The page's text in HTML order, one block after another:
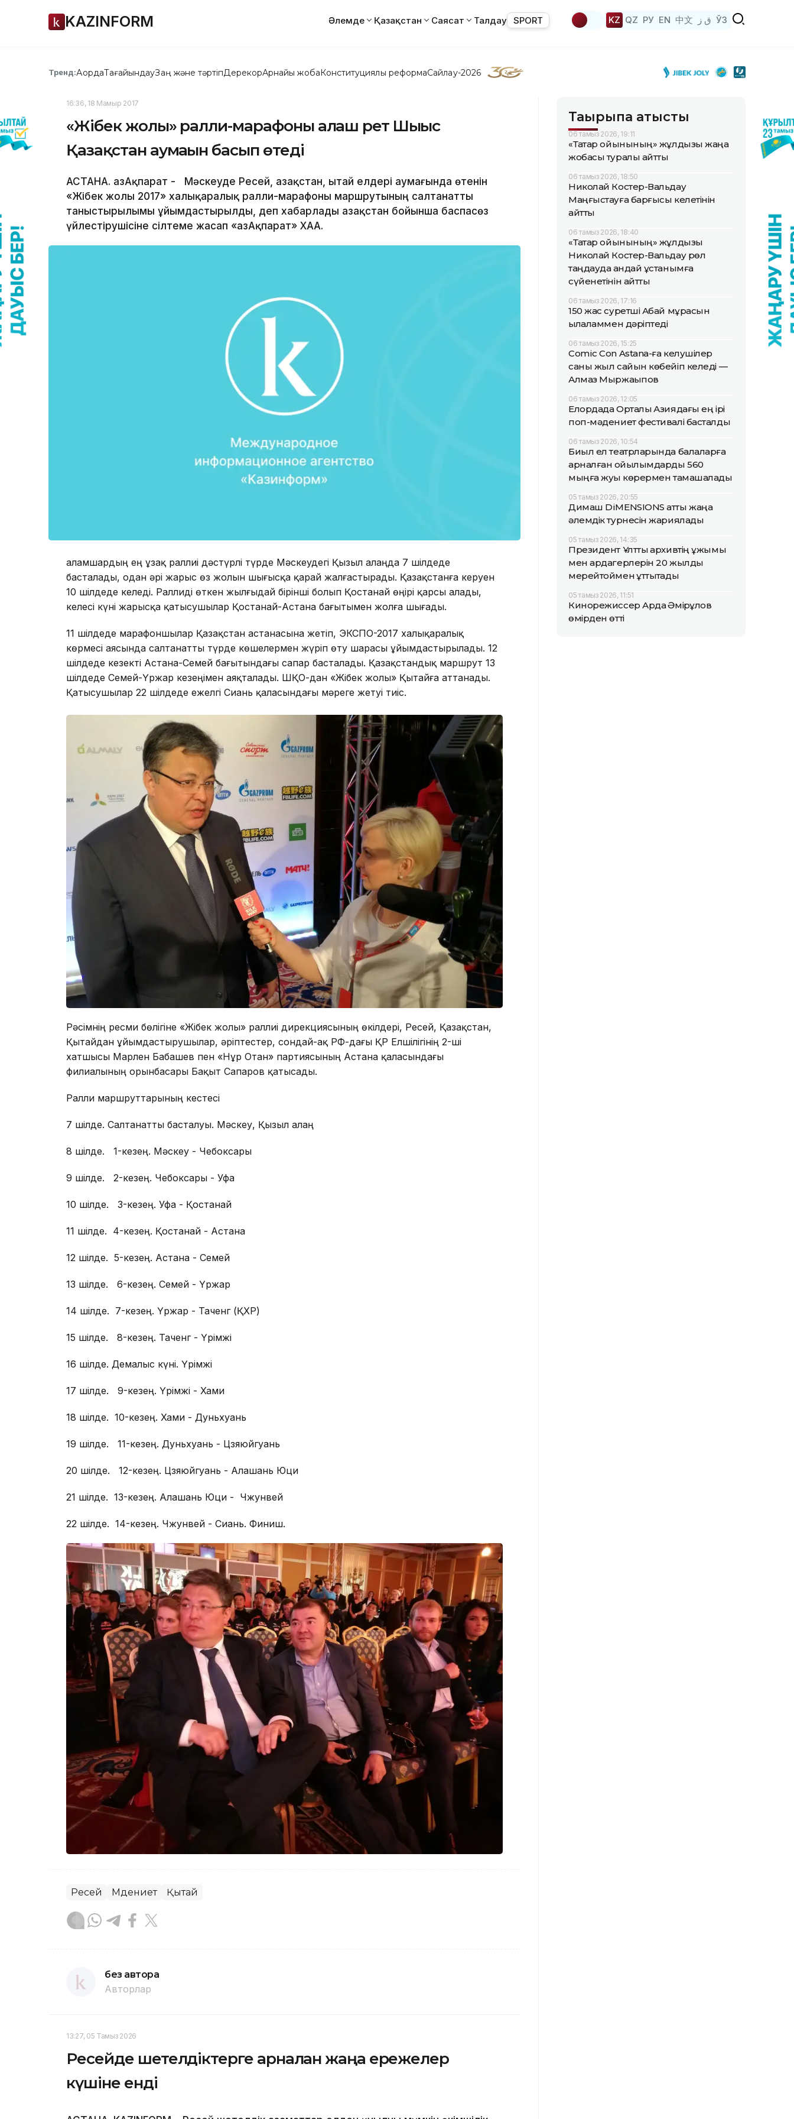
KAZINFORM Әлемде Қазақстан Саясат Талдау SPORT KZ QZ РУ EN 中文 ق ز ЎЗ
Тренд:АқордаТағайындауЗаң және тәртіпДерекқорАрнайы жобаКонституциялық реформаСайлау-2026
16:36, 18 Мамыр 2017
«Жібек жолы» ралли-марафоны алғаш рет Шығыс
Қазақстан аумағын басып өтеді
АСТАНА. ҚазАқпарат - Мәскеуде Ресей, Қазақстан, Қытай елдері аумағында өтенін
«Жібек жолы 2017» халықаралық ралли-марафоны маршрутының салтанатты
таныстырылымы ұйымдастырылды, деп хабарлады Қазақстан бойынша баспасөз
үйлестірушісіне сілтеме жасап «ҚазАқпарат» ХАА.
Ғаламшардың ең ұзақ раллиі дәстүрлі түрде Мәскеудегі Қызыл алаңда 7 шілдеде
басталады, одан әрі жарыс өз жолын шығысқа қарай жалғастырады. Қазақстанға керуен
10 шілдеде келеді. Раллиді өткен жылғыдай бірінші болып Қостанай өңірі қарсы алады,
келесі күні жарысқа қатысушылар Қостанай-Астана бағытымен жолға шығады.
11 шілдеде марафоншылар Қазақстан астанасына жетіп, ЭКСПО-2017 халықаралық
көрмесі аясында салтанатты түрде көшелермен жүріп өту шарасы ұйымдастырылады. 12
шілдеде кезекті Астана-Семей бағытындағы сапар басталады. Қазақстандық маршрут 13
шілдеде Семей-Үржар кезеңімен аяқталады. ШҚО-дан «Жібек жолы» Қытайға аттанады.
Қатысушылар 22 шілдеде ежелгі Сиань қаласындағы мәреге жетуі тиіс.
Рәсімнің ресми бөлігіне «Жібек жолы» раллиі дирекциясының өкілдері, Ресей, Қазақстан,
Қытайдан ұйымдастырушылар, әріптестер, сондай-ақ РФ-дағы ҚР Елшілігінің 2-ші
хатшысы Марлен Бабашев пен «Нұр Отан» партиясының Астана қаласындағы
филиалының орынбасары Бақыт Сапаров қатысады.
Ралли маршруттарының кестесі
7 шілде. Салтанатты басталуы. Мәскеу, Қызыл алаң
8 шілде. 1-кезең. Мәскеу - Чебоксары
9 шілде. 2-кезең. Чебоксары - Уфа
10 шілде. 3-кезең. Уфа - Қостанай
11 шілде. 4-кезең. Қостанай - Астана
12 шілде. 5-кезең. Астана - Семей
13 шілде. 6-кезең. Семей - Үржар
14 шілде. 7-кезең. Үржар - Таченг (ҚХР)
15 шілде. 8-кезең. Таченг - Үрімжі
16 шілде. Демалыс күні. Үрімжі
17 шілде. 9-кезең. Үрімжі - Хами
18 шілде. 10-кезең. Хами - Дуньхуань
19 шілде. 11-кезең. Дуньхуань - Цзяюйгуань
20 шілде. 12-кезең. Цзяюйгуань - Алашань Юци
21 шілде. 13-кезең. Алашань Юци - Чжунвей
22 шілде. 14-кезең. Чжунвей - Сиань. Финиш.
Ресей Мәдениет Қытай
без автора
Авторлар
13:27, 05 Тамыз 2026
Ресейде шетелдіктерге арналған жаңа ережелер
күшіне енді
Тақырыпқа қатысты
06 тамыз 2026, 19:11
«Тақтар ойынының» жұлдызы жаңа
жобасы туралы айтты
06 тамыз 2026, 18:50
Николай Костер-Вальдау
Маңғыстауға барғысы келетінін
айтты
06 тамыз 2026, 18:40
«Тақтар ойынының» жұлдызы
Николай Костер-Вальдау рөл
таңдауда қандай ұстанымға
сүйенетінін айтты
06 тамыз 2026, 17:16
150 жас суретші Абай мұрасын
қылқаламмен дәріптеді
06 тамыз 2026, 15:25
Comic Con Astana-ға келушілер
саны жыл сайын көбейіп келеді —
Алмаз Мыржақыпов
06 тамыз 2026, 12:05
Елордада Орталық Азиядағы ең ірі
поп-мәдениет фестивалі басталды
06 тамыз 2026, 10:54
Биыл ел театрларында балаларға
арналған қойылымдарды 560
мыңға жуық көрермен тамашалады
05 тамыз 2026, 20:55
Димаш DiMENSIONS атты жаңа
әлемдік турнесін жариялады
05 тамыз 2026, 14:35
Президент Ұлттық архивтің ұжымы
мен ардагерлерін 20 жылдық
мерейтоймен құттықтады
05 тамыз 2026, 11:51
Кинорежиссер Ардақ Әмірқұлов
өмірден өтті